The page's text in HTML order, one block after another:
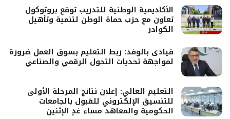
الأكاديمية الوطنية للتدريب توقع بروتوكول
تعاون مع حزب حماة الوطن لتنمية وتأهيل
الكوادر
قيادى بالوفد: ربط التعليم بسوق العمل ضرورة
لمواجهة تحديات التحول الرقمي والصناعي
التعليم العالي: إعلان نتائج المرحلة الأولى
للتنسيق الإلكتروني للقبول بالجامعات
الحكومية والمعاهد مساء غدٍ الإثنين